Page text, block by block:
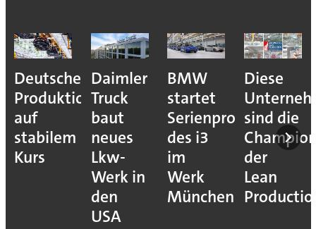
Deutsche
Produktion
auf
stabilem
Kurs
Daimler
Truck
baut
neues
Lkw-
Werk in
den
USA
BMW
startet
Serienproduktion
des i3
im
Werk
München
Diese
sind die
der
Lean